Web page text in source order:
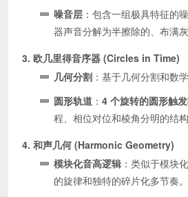
噪音层 ：包含一组极具特征
器声音分解为半擦除的、布满灰
3. 欧几里得音序器 (Circles in Time)
几何分割 ：基于几何分割和数
圆形轨道 ： 4 个旋转的圆形触
程、相位对位和棱角分明的结构
4. 和声几何 (Harmonic Geometry)
模块化音高逻辑 ：类似于模块
的旋律和独特的碎片化多节奏。